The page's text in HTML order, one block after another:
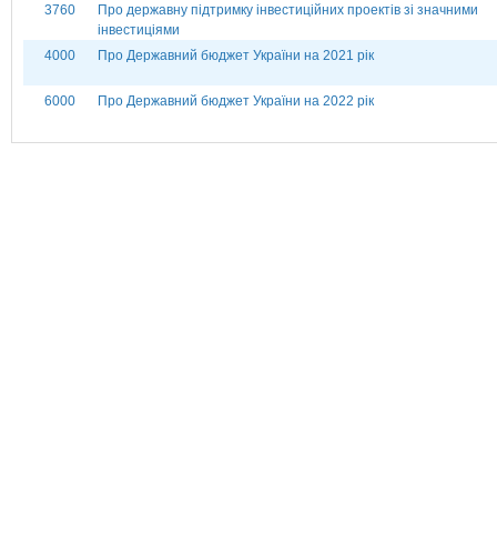
3760
Про державну підтримку інвестиційних проектів зі значними
інвестиціями
4000
Про Державний бюджет України на 2021 рік
6000 Про Державний бюджет України на 2022 рік